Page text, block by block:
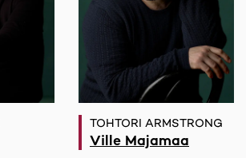
TOHTORI ARMSTRONG
Ville Majamaa